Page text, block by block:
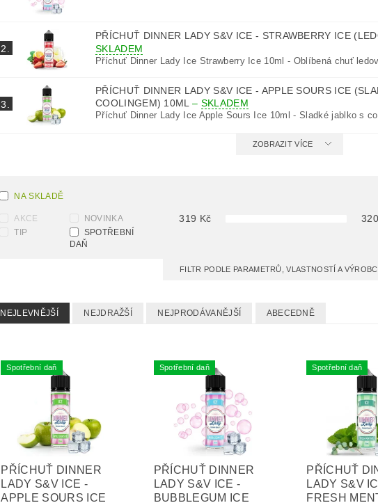
2.
PŘÍCHUŤ DINNER LADY S&V ICE - STRAWBERRY ICE
SKLADEM
Příchuť Dinner Lady Ice Strawberry Ice 10ml - Oblíbená chuť
3.
PŘÍCHUŤ DINNER LADY S&V ICE - APPLE SOURS ICE
COOLINGEM) 10ML– SKLADEM
Příchuť Dinner Lady Ice Apple Sours Ice 10ml - Sladké jablko s
ZOBRAZIT VÍCE
NA SKLADĚ
AKCE
NOVINKA
TIP
SPOTŘEBNÍ
DAŇ
319 Kč 320
FILTR PODLE PARAMETRŮ, VLASTNOSTÍ A
NEJLEVNĚJŠÍ NEJDRAŽŠÍ NEJPRODÁVANĚJŠÍ ABECEDNĚ
Spotřební daň
PŘÍCHUŤ DINNER
LADY S&V ICE -
APPLE SOURS ICE
Spotřební daň
PŘÍCHUŤ DINNER
LADY S&V ICE -
BUBBLEGUM ICE
Spotřební daň
PŘÍCHUŤ
LADY S&V
FRESH